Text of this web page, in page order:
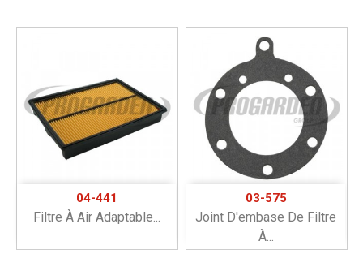
04-441
Filtre À Air Adaptable...
03-575
Joint D'embase De Filtre
À...